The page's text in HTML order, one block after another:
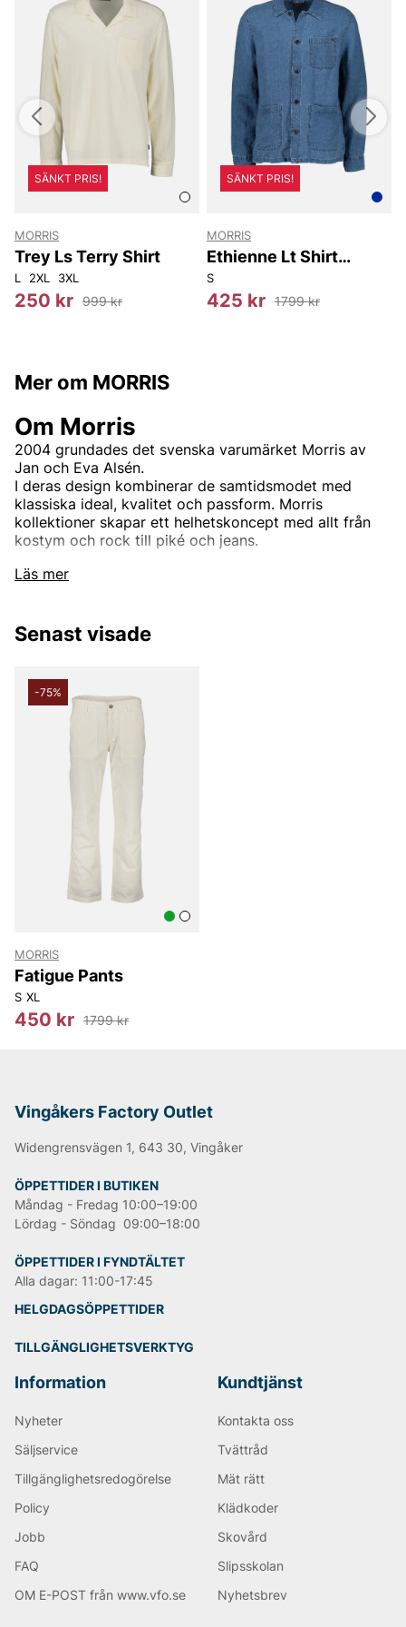
SÄNKT PRIS!
MORRIS
Trey Ls Terry Shirt
L 2XL 3XL
250 kr 999 kr
SÄNKT PRIS!
MORRIS
Ethienne Lt Shirt
Jacket
S
425 kr 1799 kr
Mer om MORRIS
Läs mer
Om Morris
2004 grundades det svenska varumärket Morris av
Jan och Eva Alsén.
I deras design kombinerar de samtidsmodet med
klassiska ideal, kvalitet och passform. Morris
kollektioner skapar ett helhetskoncept med allt från
kostym och rock till piké och jeans.
Namnet Morris kommer från den legendariska
herrekiperingsbutiken som från 1949 till början på 70-
Stockholm. Morris var dåtidens mest självklara adress
för gentlemän i alla åldrar. En butik som lockade
Andra populära varumärken:
Björn Borg
Senast visade
-75%
MORRIS
Fatigue Pants
S XL
450 kr 1799 kr
Vingåkers Factory Outlet
Widengrensvägen 1, 643 30, Vingåker
ÖPPETTIDER I BUTIKEN
Måndag - Fredag 10:00–19:00
Lördag - Söndag 09:00–18:00
ÖPPETTIDER I FYNDTÄLTET
Alla dagar: 11:00-17:45
HELGDAGSÖPPETTIDER
TILLGÄNGLIGHETSVERKTYG
Information
Nyheter
Säljservice
Tillgänglighetsredogörelse
Policy
Jobb
FAQ
OM E-POST från www.vfo.se
Kundtjänst
Kontakta oss
Tvättråd
Mät rätt
Klädkoder
Skovård
Slipsskolan
Nyhetsbrev